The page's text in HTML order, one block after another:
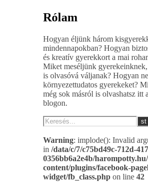
Rólam
Hogyan éljünk három
mindennapokban? Hogyan
és kreatív gyerekkort a mai
Miket meséljünk
is olvasóvá váljanak? Hogyan
környezettudatos gyerekeket?
még sok másról is olvashatsz itt
blogon.
Warning: implode(): Invalid
in /data/c/7/c75bd49c-712d-
0356bb6a2e4b/
content/plugins/facebook-
widget/fb_class.php on line 42